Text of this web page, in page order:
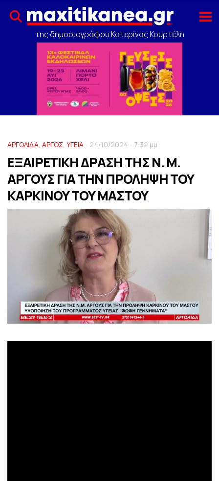
της δημοσιογράφου Κατερίνας Κουρτέλη
ΑΡΓΟΛΙΔΑ, ΑΡΓΟΣ, ΥΓΕΙΑ - 24/10/2024 - 7:32 μμ
ΕΞΑΙΡΕΤΙΚΗ ΔΡΑΣΗ ΤΗΣ Ν. Μ.
ΑΡΓΟΥΣ ΓΙΑ ΤΗΝ ΠΡΟΛΗΨΗ ΤΟΥ
ΚΑΡΚΙΝΟΥ ΤΟΥ ΜΑΣΤΟΥ